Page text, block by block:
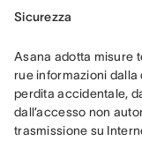
Sicurezza
Asana adotta misure
rue informazioni
perdita accidentale,
dall’accesso non
trasmissione su